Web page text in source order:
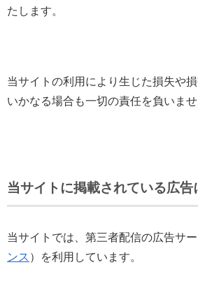
たします。
当サイトの利用により生じた損失や損
いかなる場合も一切の責任を負いませ
当サイトに掲載されている広告
当サイトでは、第三者配信の広告サ
ンス ）を利用しています。